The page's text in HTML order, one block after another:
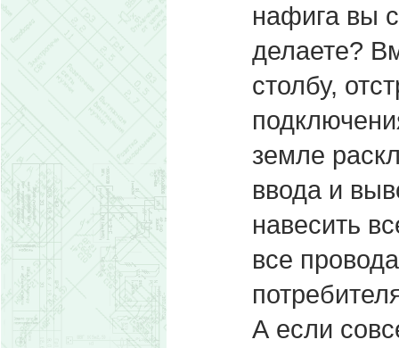
нафига вы
делаете?
столбу,
земле
ввода и
навесить
все
А если